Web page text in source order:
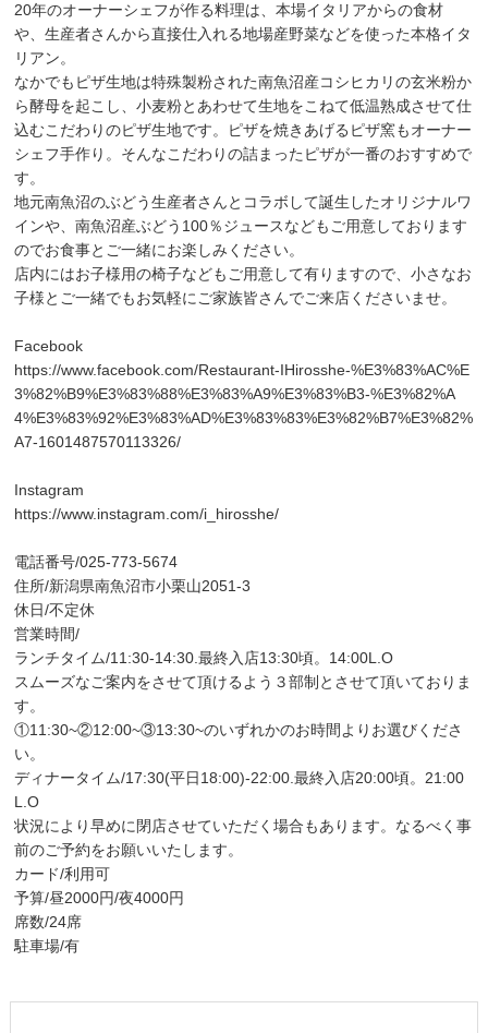
20年のオーナーシェフが作る料理は、本場イタリアからの食材
や、生産者さんから直接仕入れる地場産野菜などを使った本格イタ
リアン。
なかでもピザ生地は特殊製粉された南魚沼産コシヒカリの玄米粉か
ら酵母を起こし、小麦粉とあわせて生地をこねて低温熟成させて仕
込むこだわりのピザ生地です。ピザを焼きあげるピザ窯もオーナー
シェフ手作り。そんなこだわりの詰まったピザが一番のおすすめで
す。
地元南魚沼のぶどう生産者さんとコラボして誕生したオリジナルワ
インや、南魚沼産ぶどう100％ジュースなどもご用意しております
のでお食事とご一緒にお楽しみください。
店内にはお子様用の椅子などもご用意して有りますので、小さなお
子様とご一緒でもお気軽にご家族皆さんでご来店くださいませ。
Facebook
https://www.facebook.com/Restaurant-IHirosshe-%E3%83%AC%E
3%82%B9%E3%83%88%E3%83%A9%E3%83%B3-%E3%82%A
4%E3%83%92%E3%83%AD%E3%83%83%E3%82%B7%E3%82%
A7-1601487570113326/
Instagram
https://www.instagram.com/i_hirosshe/
電話番号/025-773-5674
住所/新潟県南魚沼市小栗山2051-3
​休日/不定休
営業時間/
ランチタイム/11:30-14:30.最終入店13:30頃。14:00L.O
スムーズなご案内をさせて頂けるよう３部制とさせて頂いておりま
す。
①11:30~②12:00~③13:30~のいずれかのお時間よりお選びくださ
い。
ディナータイム/17:30(平日18:00)-22:00.最終入店20:00頃。21:00
L.O
状況により早めに閉店させていただく場合もあります。なるべく事
前のご予約をお願いいたします。
カード/利用可
予算/昼2000円/夜4000円
席数/24席
駐車場/有